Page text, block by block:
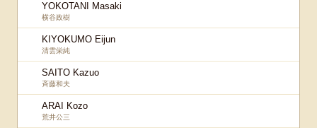
YOKOTANI Masaki
横谷政樹
KIYOKUMO Eijun
清雲栄純
SAITO Kazuo
斉藤和夫
ARAI Kozo
荒井公三